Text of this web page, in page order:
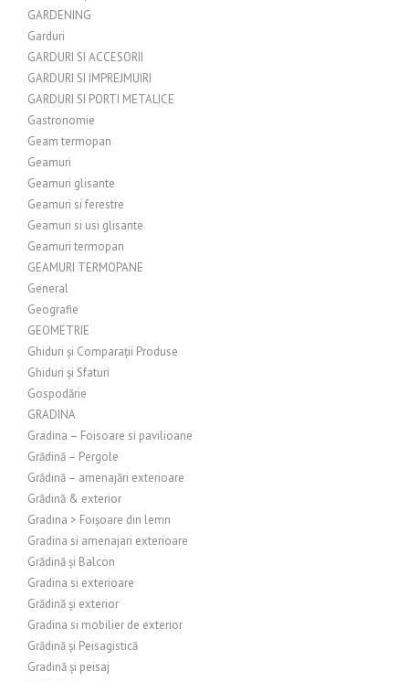
GARDENING
Garduri
GARDURI SI ACCESORII
GARDURI SI IMPREJMUIRI
GARDURI SI PORTI METALICE
Gastronomie
Geam termopan
Geamuri
Geamuri glisante
Geamuri si ferestre
Geamuri si usi glisante
Geamuri termopan
GEAMURI TERMOPANE
General
Geografie
GEOMETRIE
Ghiduri și Comparații Produse
Ghiduri și Sfaturi
Gospodărie
GRADINA
Gradina – Foisoare si pavilioane
Grădină – Pergole
Grădină – amenajări exterioare
Grădină & exterior
Gradina > Foișoare din lemn
Gradina si amenajari exterioare
Grădină și Balcon
Gradina si exterioare
Grădină și exterior
Gradina si mobilier de exterior
Grădină și Peisagistică
Gradină și peisaj